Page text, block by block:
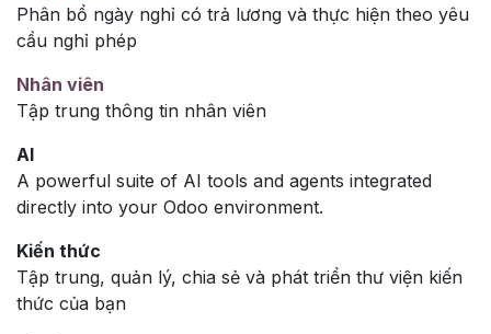
Phân bổ ngày nghỉ có trả lương và thực hiện theo yêu
cầu nghỉ phép
Nhân viên
Tập trung thông tin nhân viên
AI
A powerful suite of AI tools and agents integrated
directly into your Odoo environment.
Kiến thức
Tập trung, quản lý, chia sẻ và phát triển thư viện kiến
thức của bạn